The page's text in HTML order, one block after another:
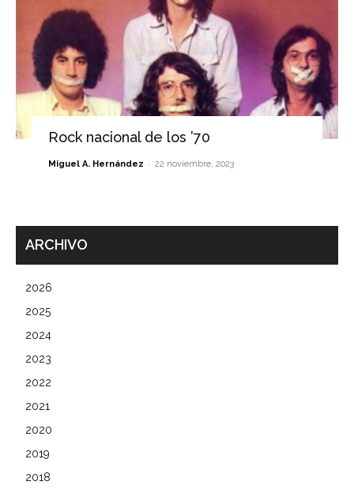
Rock nacional de los ’70
Miguel A. Hernández - 22 noviembre, 2023
ARCHIVO
2026
2025
2024
2023
2022
2021
2020
2019
2018